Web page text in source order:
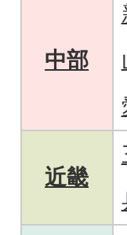
中部
近畿